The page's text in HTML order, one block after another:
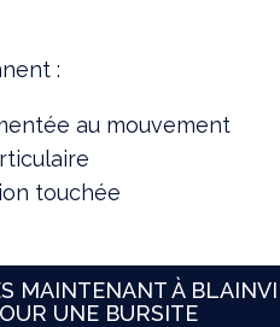
:
au mouvement
touchée
MAINTENANT À
UNE BURSITE